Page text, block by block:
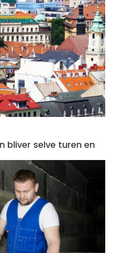
bliver selve turen en